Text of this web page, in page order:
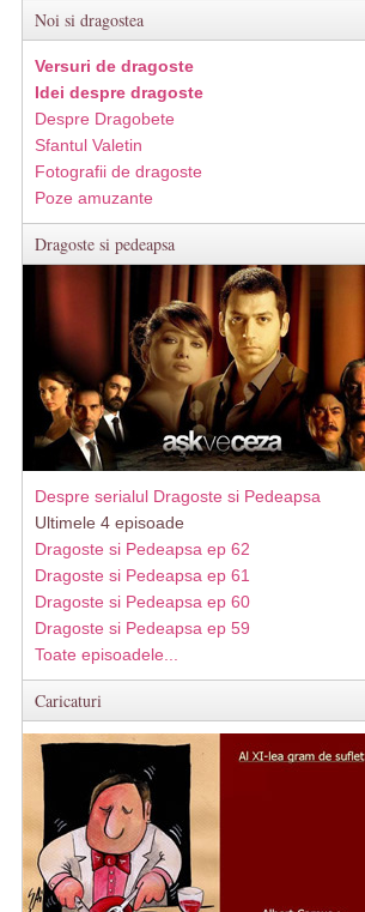
Noi si dragostea
Versuri de dragoste
Idei despre dragoste
Despre Dragobete
Sfantul Valetin
Fotografii de dragoste
Poze amuzante
Dragoste si pedeapsa
Despre serialul Dragoste si Pedeapsa
Ultimele 4 episoade
Dragoste si Pedeapsa ep 62
Dragoste si Pedeapsa ep 61
Dragoste si Pedeapsa ep 60
Dragoste si Pedeapsa ep 59
Toate episoadele...
Caricaturi